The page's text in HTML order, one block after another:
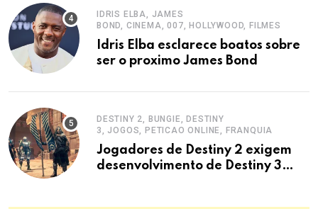
IDRIS ELBA, JAMES
BOND, CINEMA, 007, HOLLYWOOD, FILMES
Idris Elba esclarece boatos sobre
ser o proximo James Bond
DESTINY 2, BUNGIE, DESTINY
3, JOGOS, PETICAO ONLINE, FRANQUIA
Jogadores de Destiny 2 exigem
desenvolvimento de Destiny 3